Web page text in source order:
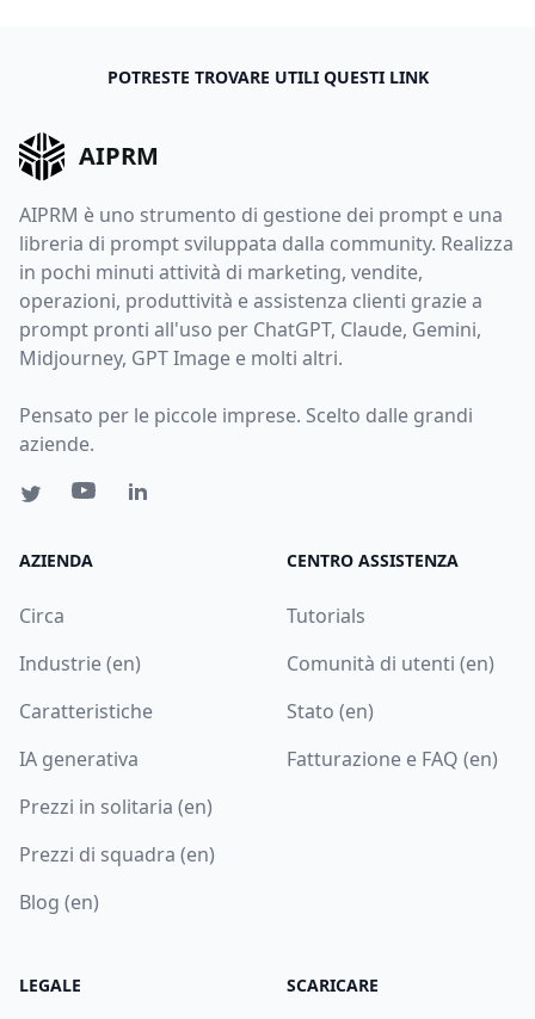
POTRESTE TROVARE UTILI QUESTI LINK
AIPRM
AIPRM è uno strumento di gestione dei prompt e una
libreria di prompt sviluppata dalla community. Realizza
in pochi minuti attività di marketing, vendite,
operazioni, produttività e assistenza clienti grazie a
prompt pronti all'uso per ChatGPT, Claude, Gemini,
Midjourney, GPT Image e molti altri.
Pensato per le piccole imprese. Scelto dalle grandi
aziende.
AZIENDA
Circa
Industrie (en)
Caratteristiche
IA generativa
Prezzi in solitaria (en)
Prezzi di squadra (en)
Blog (en)
CENTRO ASSISTENZA
Tutorials
Comunità di utenti (en)
Stato (en)
Fatturazione e FAQ (en)
LEGALE SCARICARE